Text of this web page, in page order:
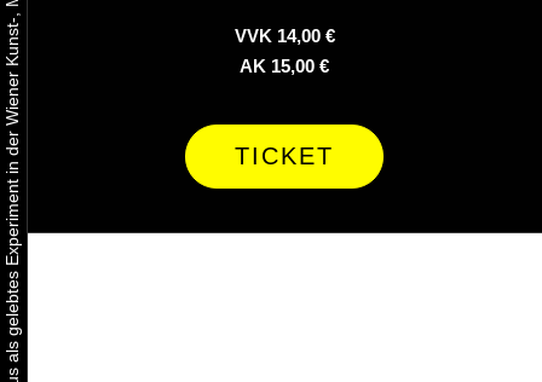
VVK 14,00 €
AK 15,00 €
TICKET